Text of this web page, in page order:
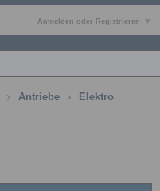
Anmelden oder Registrieren
Antriebe Elektro